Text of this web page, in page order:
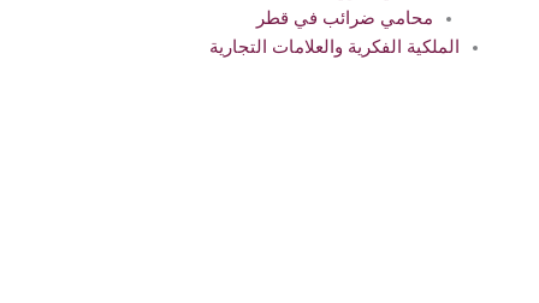
محامي ضرائب في قطر
الملكية الفكرية والعلامات التجارية